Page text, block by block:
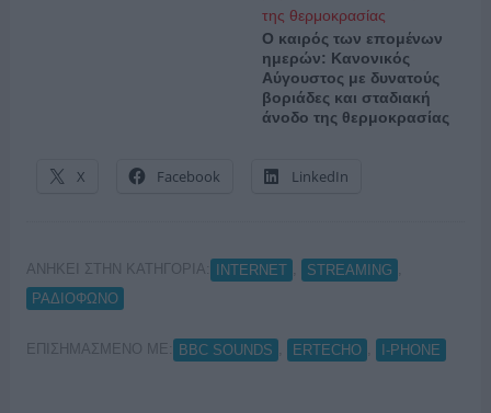
Ο καιρός των επομένων
ημερών: Κανονικός
Αύγουστος με δυνατούς
βοριάδες και σταδιακή
άνοδο της θερμοκρασίας
X Facebook LinkedIn
ΑΝΗΚΕΙ ΣΤΗΝ ΚΑΤΗΓΟΡΙΑ: INTERNET STREAMING
ΡΑΔΙΟΦΩΝΟ
ΕΠΙΣΗΜΑΣΜΕΝΟ ΜΕ: BBC SOUNDS ERTECHO I-PHONE